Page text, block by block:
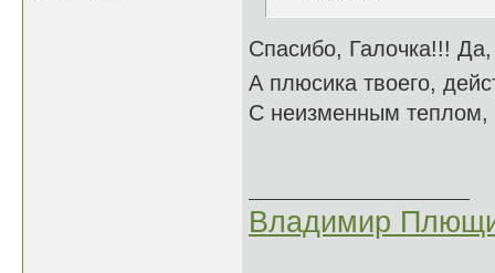
Спасибо, Галочка!!!
А плюсика твоего,
С неизменным теплом,
Владимир